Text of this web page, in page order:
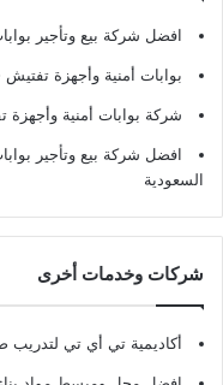
افضل شركة بيع وتأجير
بوابات أمنية وأجهزة تفتيش
شركة بوابات أمنية وأجهزة
افضل شركة بيع وتأجير
السعودية
شركات وخدمات أخرى
أكاديمية تي أي تي لتدريب